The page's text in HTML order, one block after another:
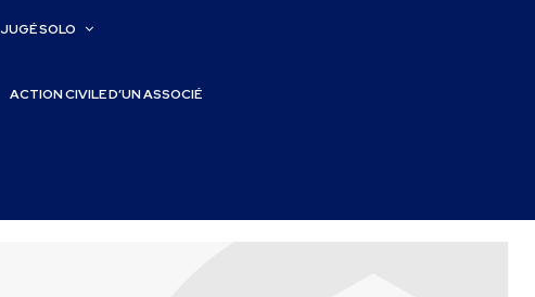
SOLO
ACTION CIVILE D’UN ASSOCIÉ